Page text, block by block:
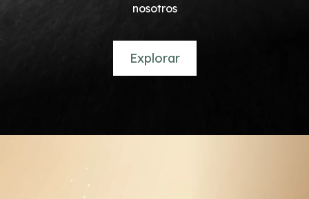
nosotros
Explorar